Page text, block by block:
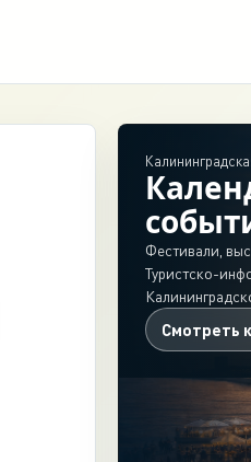
Фестивали,
Туристско-
Смотреть